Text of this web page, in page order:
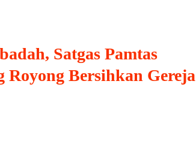
Satgas Pamtas
Royong Bersihkan Gereja